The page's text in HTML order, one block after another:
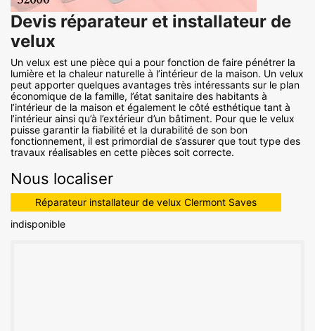
Devis réparateur et installateur de
velux
Un velux est une pièce qui a pour fonction de faire pénétrer la
lumière et la chaleur naturelle à l’intérieur de la maison. Un velux
peut apporter quelques avantages très intéressants sur le plan
économique de la famille, l’état sanitaire des habitants à
l’intérieur de la maison et également le côté esthétique tant à
l’intérieur ainsi qu’à l’extérieur d’un bâtiment. Pour que le velux
puisse garantir la fiabilité et la durabilité de son bon
fonctionnement, il est primordial de s’assurer que tout type des
travaux réalisables en cette pièces soit correcte.
Nous localiser
Réparateur installateur de velux Clermont Saves
indisponible